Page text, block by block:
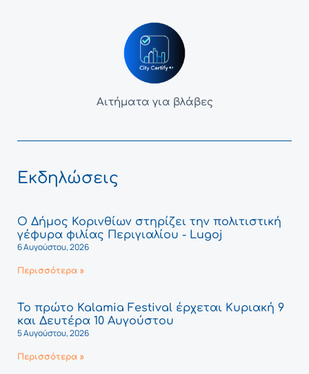
Αιτήματα για βλάβες
Εκδηλώσεις
Ο Δήμος Κορινθίων στηρίζει την πολιτιστική
γέφυρα φιλίας Περιγιαλίου - Lugoj
6 Αυγούστου, 2026
Περισσότερα »
Το πρώτο Kalamia Festival έρχεται Κυριακή 9
και Δευτέρα 10 Αυγούστου
5 Αυγούστου, 2026
Περισσότερα »